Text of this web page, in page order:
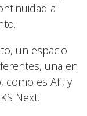
al
un espacio
una en
como es Afi, y
Next.